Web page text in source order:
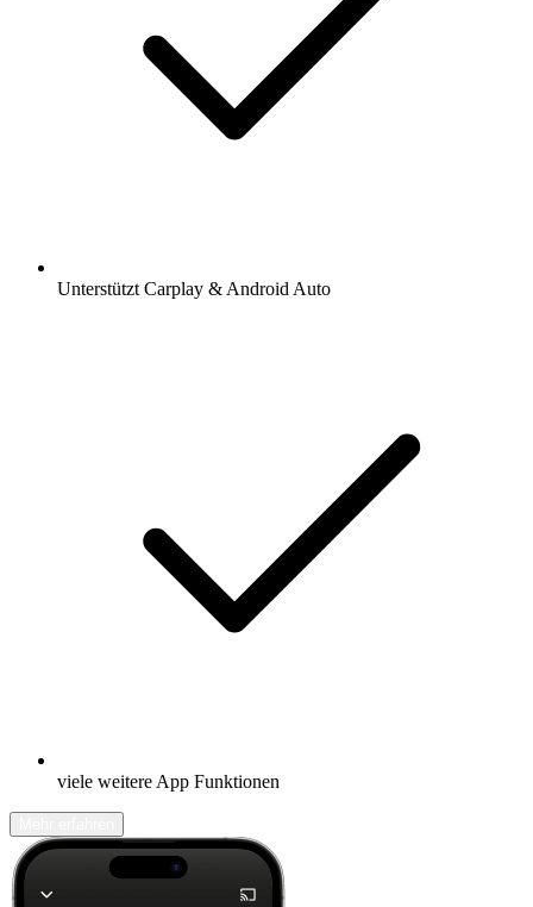
Unterstützt Carplay & Android Auto
viele weitere App Funktionen